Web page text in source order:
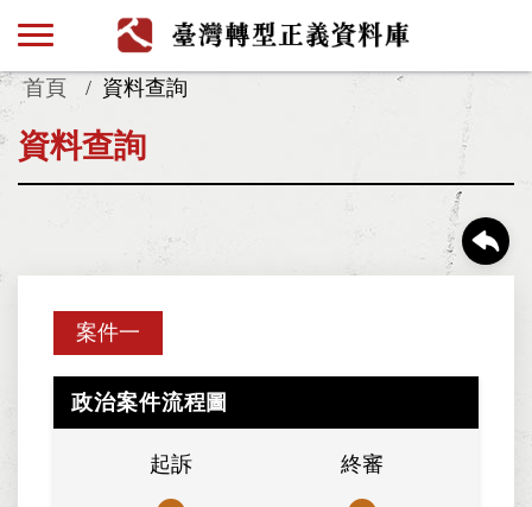
首頁 資料查詢
資料查詢
案件一
政治案件流程圖
起訴 終審